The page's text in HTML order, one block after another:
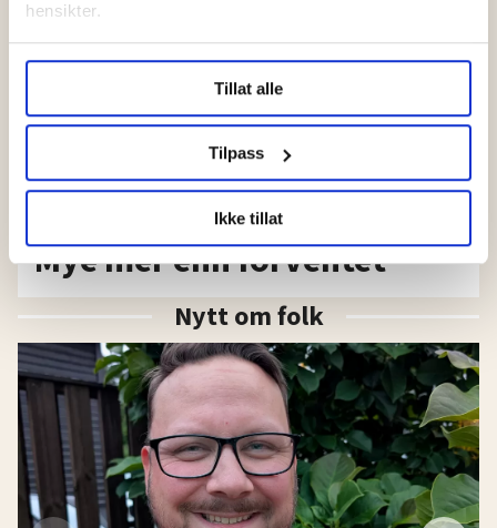
hensikter.
Undermer infokan du lese om hvordan dine personlige
data behandles og hvordan du kan velge hvordan de skal
brukes. Du kan hele tiden endre eller trekke tilbake ditt
samtykke fra erklæringen om informasjonskapsler.
LO Medias publikasjoner frifagbevegelse.no, hk-nytt.no
og fontene.no bruker informasjonskapsler (cookies) for å
lære hvordan våre nettsider blir brukt slik at vi tilby
relevant innhold, tilpassede annonser og utarbeide
Vi deler bare informasjon om hvordan du bruker
nettstedet med LO Medias egne samarbeidspartnere
innenfor analyse og annonsering. Disse er angitt i
oversikten lengre ned på denne siden.
Tillat alle
Tilpass
Ikke tillat
Øker lønna med 73.000: –
Mye mer enn forventet
Nytt om folk